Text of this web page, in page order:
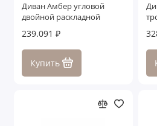
Белорусские стулья
Белорусские пуфики и
Диван Амбер угловой
двойной раскладной
239.091 ₽
Купить